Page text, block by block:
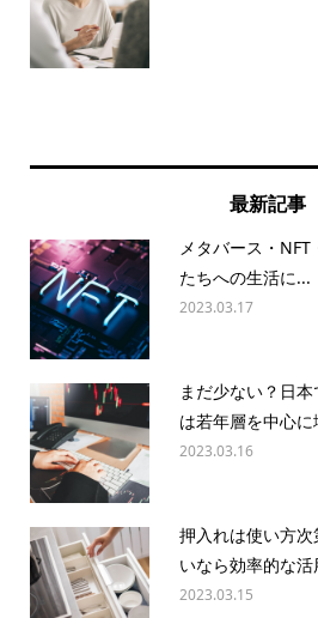
最新記事
メタバース・
たちへの生活に...
2023.03.17
まだ少ない？日
は若年層を中心に
2023.03.16
押入れは使い方
いなら効率的な活
2023.03.15